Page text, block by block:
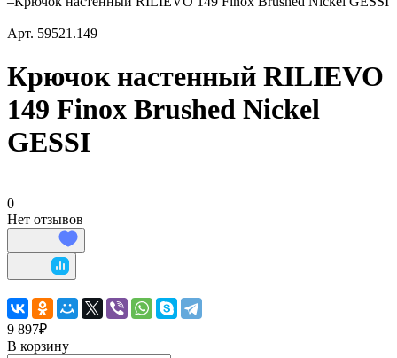
Арт. 59521.149
Крючок настенный RILIEVO
149 Finox Brushed Nickel
GESSI
0
Нет отзывов
9 897₽
В корзину